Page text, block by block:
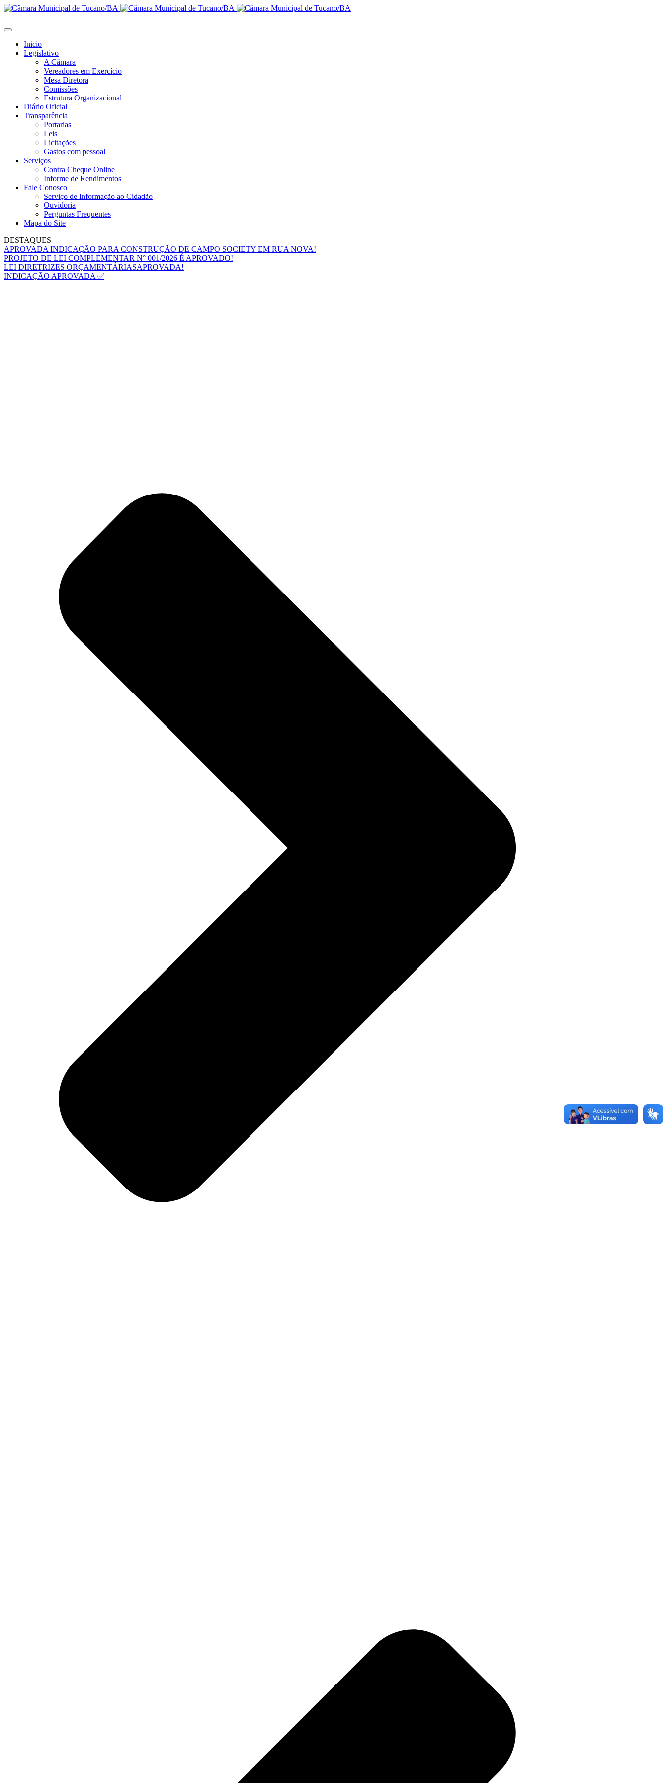
Inicio
Legislativo
A Câmara
Vereadores em Exercício
Mesa Diretora
Comissões
Estrutura Organizacional
Diário Oficial
Transparência
Portarias
Leis
Licitações
Gastos com pessoal
Serviços
Contra Cheque Online
Informe de Rendimentos
Fale Conosco
Serviço de Informação ao Cidadão
Ouvidoria
Perguntas Frequentes
Mapa do Site
DESTAQUES
APROVADA INDICAÇÃO PARA CONSTRUÇÃO DE CAMPO SOCIETY EM RUA NOVA!
PROJETO DE LEI COMPLEMENTAR N° 001/2026 É APROVADO!
LEI DIRETRIZES ORÇAMENTÁRIASAPROVADA!
INDICAÇÃO APROVADA ✅